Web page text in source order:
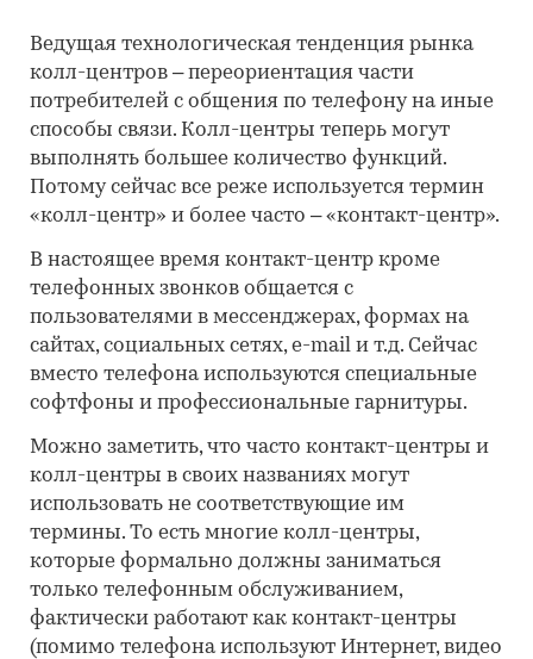
Ведущая технологическая тенденция рынка
колл-центров – переориентация части
потребителей с общения по телефону на иные
способы связи. Колл-центры теперь могут
выполнять большее количество функций.
Потому сейчас все реже используется термин
«колл-центр» и более часто – «контакт-центр».
В настоящее время контакт-центр кроме
телефонных звонков общается с
пользователями в мессенджерах, формах на
сайтах, социальных сетях, e-mail и т.д. Сейчас
вместо телефона используются специальные
софтфоны и профессиональные гарнитуры.
Можно заметить, что часто контакт-центры и
колл-центры в своих названиях могут
использовать не соответствующие им
термины. То есть многие колл-центры,
которые формально должны заниматься
только телефонным обслуживанием,
фактически работают как контакт-центры
(помимо телефона используют Интернет, видео